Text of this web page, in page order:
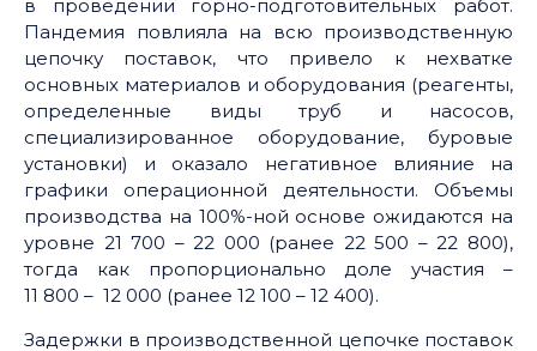
в проведении горно-подготовительных работ.
Пандемия повлияла на всю производственную
цепочку поставок, что привело к нехватке
основных материалов и оборудования (реагенты,
определенные виды труб и насосов,
специализированное оборудование, буровые
установки) и оказало негативное влияние на
графики операционной деятельности. Объемы
производства на 100%-ной основе ожидаются на
уровне 21 700 – 22 000 (ранее 22 500 – 22 800),
тогда как пропорционально доле участия –
11 800 – 12 000 (ранее 12 100 – 12 400).
Задержки в производственной цепочке поставок